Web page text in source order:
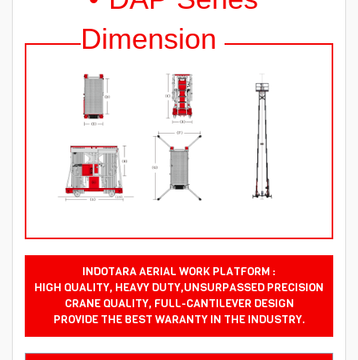
Dimension
INDOTARA AERIAL WORK PLATFORM :
HIGH QUALITY, HEAVY DUTY,UNSURPASSED PRECISION
CRANE QUALITY, FULL-CANTILEVER DESIGN
PROVIDE THE BEST WARANTY IN THE INDUSTRY.